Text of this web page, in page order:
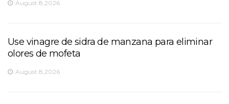
August 8,2026
Use vinagre de sidra de manzana para eliminar
olores de mofeta
August 8,2026